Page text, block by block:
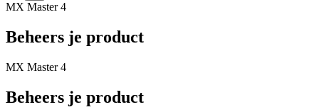
MX Master 4
Beheers je product
MX Master 4
Beheers je product